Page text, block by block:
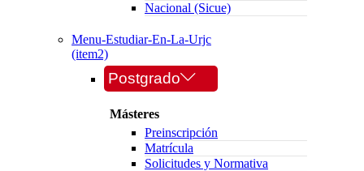
Nacional (Sicue)
Menu-Estudiar-En-La-Urjc
(item2)
Postgrado
Másteres
Preinscripción
Matrícula
Solicitudes y Normativa